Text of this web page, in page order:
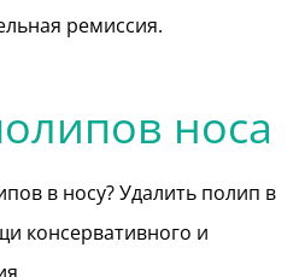
ремиссия.
носа
в носу? Удалить полип в
консервативного и